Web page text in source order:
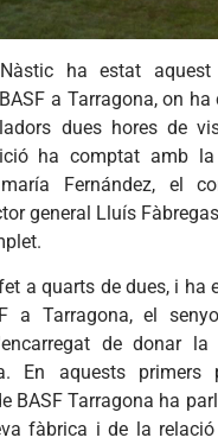
ha estat
a Tarragona, on
dues hores de
ha comptat amb la
Fernández, el
general Lluís
a quarts de dues, i ha
a Tarragona, el
de donar la
En aquests primers
BASF Tarragona ha
fàbrica i de la